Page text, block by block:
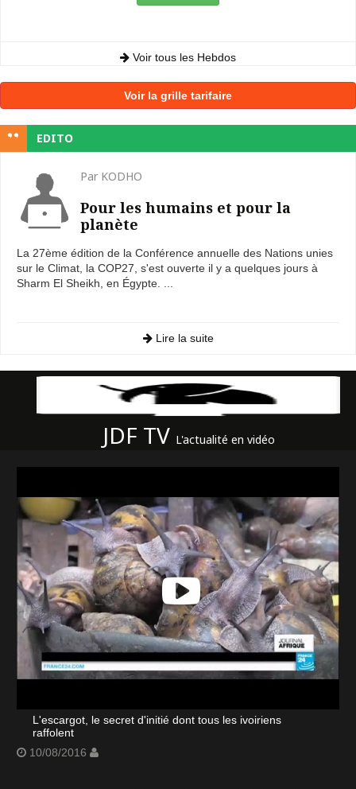
Voir tous les Hebdos
Voir la grille tarifaire
EDITO
Par KODHO
Pour les humains et pour la
planète
La 27ème édition de la Conférence annuelle des Nations unies
sur le Climat, la COP27, s'est ouverte il y a quelques jours à
Sharm El Sheikh, en Égypte. ...
Lire la suite
JDF TV L'actualité en vidéo
L'escargot, le secret d'initié dont tous les ivoiriens
raffolent
10/08/2016